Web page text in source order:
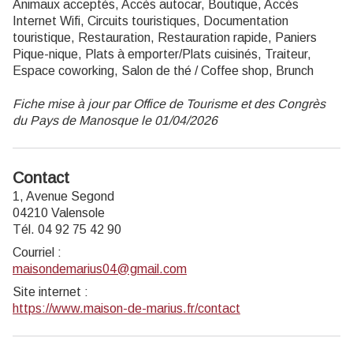
Animaux acceptés, Accès autocar, Boutique, Accès
Internet Wifi, Circuits touristiques, Documentation
touristique, Restauration, Restauration rapide, Paniers
Pique-nique, Plats à emporter/Plats cuisinés, Traiteur,
Espace coworking, Salon de thé / Coffee shop, Brunch
Fiche mise à jour par Office de Tourisme et des Congrès
du Pays de Manosque le 01/04/2026
Contact
1, Avenue Segond
04210 Valensole
Tél. 04 92 75 42 90
Courriel :
maisondemarius04@gmail.com
Site internet :
https://www.maison-de-marius.fr/contact